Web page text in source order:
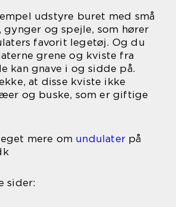
udstyre buret med små
gynger og spejle, som hører
favorit legetøj. Og du
grene og kviste fra
kan gnave i og sidde på.
at disse kviste ikke
og buske, som er giftige
mere om undulater på
sider: